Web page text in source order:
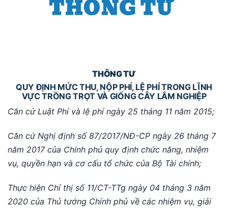
THÔNG TƯ
QUY ĐỊNH MỨC THU, NỘP PHÍ, LỆ PHÍ TRONG LĨNH
VỰC TRỒNG TRỌT VÀ GIỐNG CÂY LÂM NGHIỆP
Căn cứ Luật Phívà lệ phíngày 25 tháng 11 năm 2015;
Căn cứ Nghị định số87/2017/NĐ-CP ngày 26 tháng 7
năm 2017 của Chính phủ quy định chức năng, nhiệm
vụ, quyền hạn và cơ cấu tổ chức của Bộ Tài chính;
Thực hiện Chỉ thị số11/CT-TTg ngày 04 tháng 3 năm
2020 của Thủ tướng Chính phủ về các nhiệm vụ, giải